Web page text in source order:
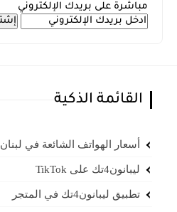
مباشرة على بريدك الإلكتروني
القائمة الذكية
أسعار الهواتف الشائعة في لبنان
ليبانون4تك على TikTok
تطبيق ليبانون4تك في المتجر